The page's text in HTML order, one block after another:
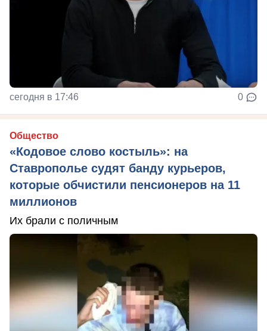
сегодня в 17:46 0
Общество
«Кодовое слово костыль»: на
Ставрополье судят банду курьеров,
которые обчистили пенсионеров на 11
миллионов
Их брали с поличным